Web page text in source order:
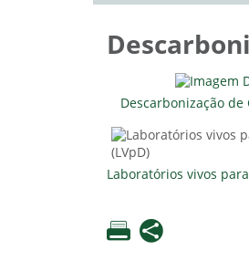
Descarbonização de
Laboratórios vivos